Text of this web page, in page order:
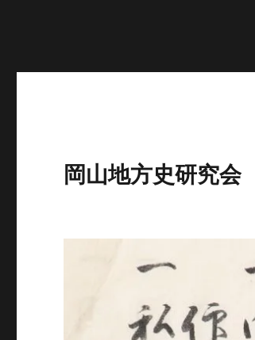
岡山地方史研究会